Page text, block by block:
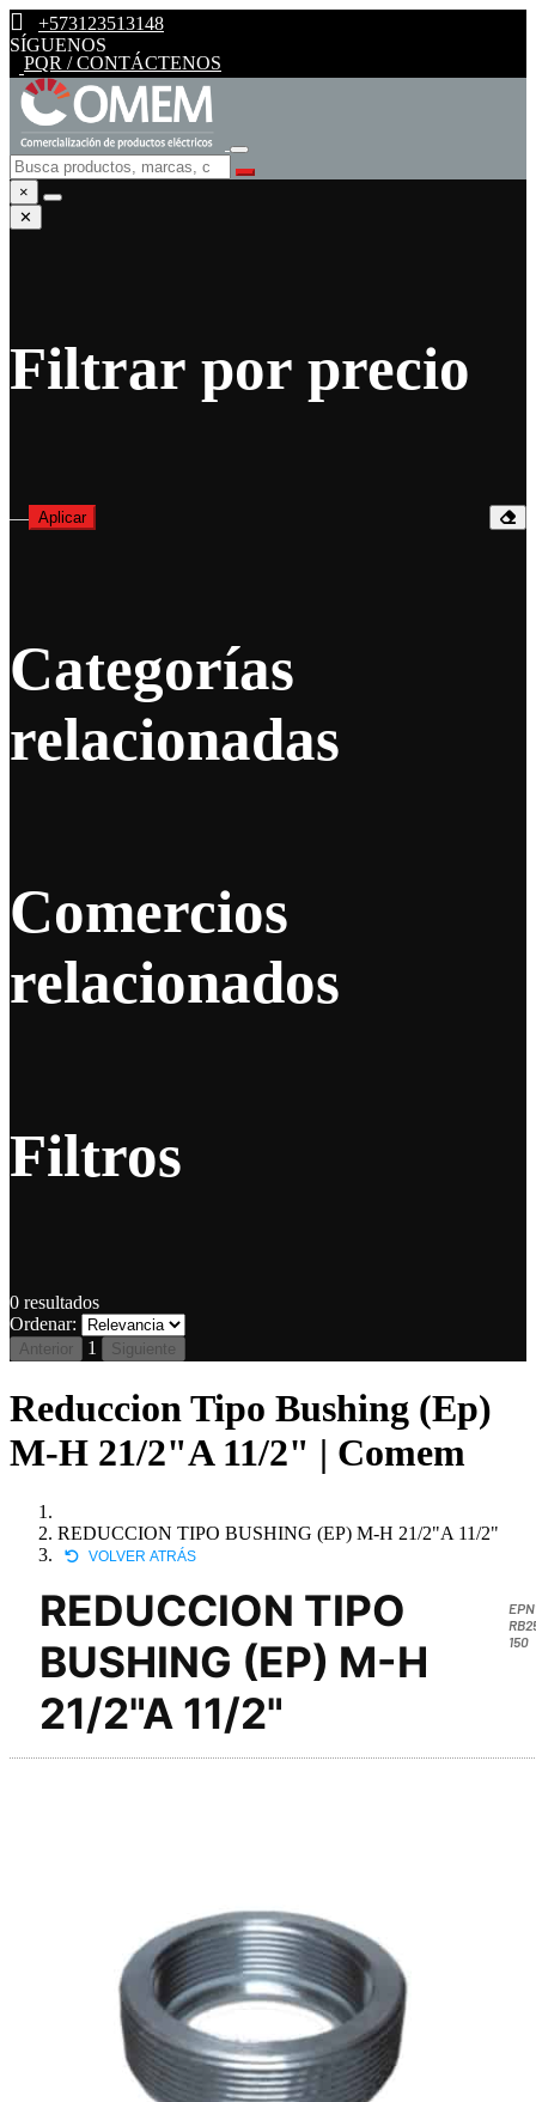
+573123513148
SÍGUENOS
PQR / CONTÁCTENOS
×
✕
Filtrar por precio
— Aplicar
Categorías
relacionadas
Comercios
relacionados
Filtros
0 resultados
Ordenar:
Anterior 1 Siguiente
Reduccion Tipo Bushing (Ep)
M-H 21/2"A 11/2" | Comem
REDUCCION TIPO BUSHING (EP) M-H 21/2"A 11/2"
VOLVER ATRÁS
REDUCCION TIPO
BUSHING (EP) M-H
21/2"A 11/2"
150